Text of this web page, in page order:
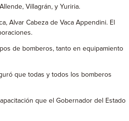
Villagrán, y Yuriria.
Alvar Cabeza de Vaca Appendini. El
de bomberos, tanto en equipamiento
que todas y todos los bomberos
que el Gobernador del Estado